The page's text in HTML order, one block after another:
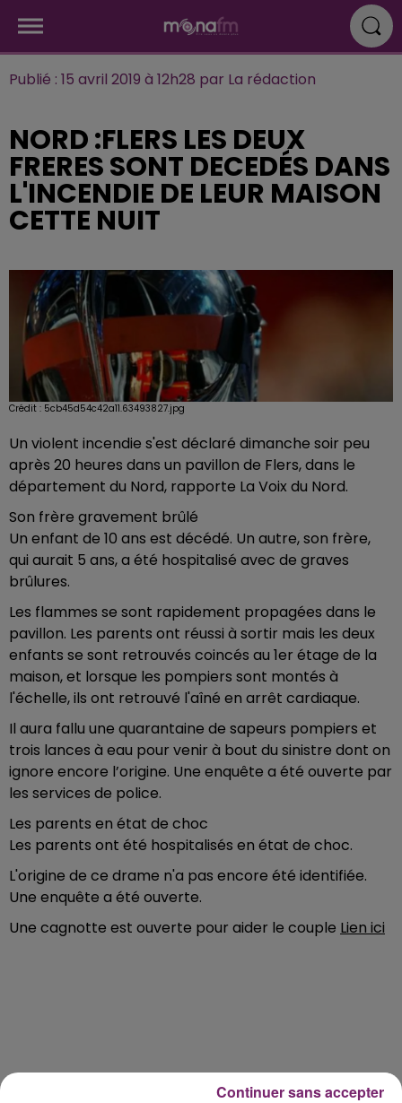
Publié : 15 avril 2019 à 12h28 par La rédaction
NORD :FLERS LES DEUX
FRERES SONT DECEDÉS DANS
L'INCENDIE DE LEUR MAISON
CETTE NUIT
Crédit : 5cb45d54c42a11.63493827.jpg
Un violent incendie s'est déclaré dimanche soir peu
après 20 heures dans un pavillon de Flers, dans le
département du Nord, rapporte La Voix du Nord.
Son frère gravement brûlé
Un enfant de 10 ans est décédé. Un autre, son frère,
qui aurait 5 ans, a été hospitalisé avec de graves
brûlures.
Les flammes se sont rapidement propagées dans le
pavillon. Les parents ont réussi à sortir mais les deux
enfants se sont retrouvés coincés au 1er étage de la
maison, et lorsque les pompiers sont montés à
l'échelle, ils ont retrouvé l'aîné en arrêt cardiaque.
Il aura fallu une quarantaine de sapeurs pompiers et
trois lances à eau pour venir à bout du sinistre dont on
ignore encore l’origine. Une enquête a été ouverte par
les services de police.
Les parents en état de choc
Les parents ont été hospitalisés en état de choc.
L'origine de ce drame n'a pas encore été identifiée.
Une enquête a été ouverte.
Une cagnotte est ouverte pour aider le couple Lien ici
Continuer sans accepter